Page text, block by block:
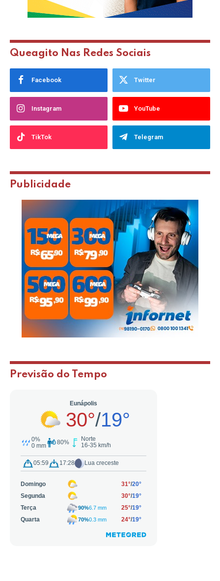
Queagito Nas Redes Sociais
Facebook Twitter
Instagram YouTube
TikTok Telegram
Publicidade
Previsão do Tempo